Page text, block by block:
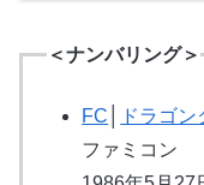
＜ナンバリング＞
FC
ドラゴン
ファミコン